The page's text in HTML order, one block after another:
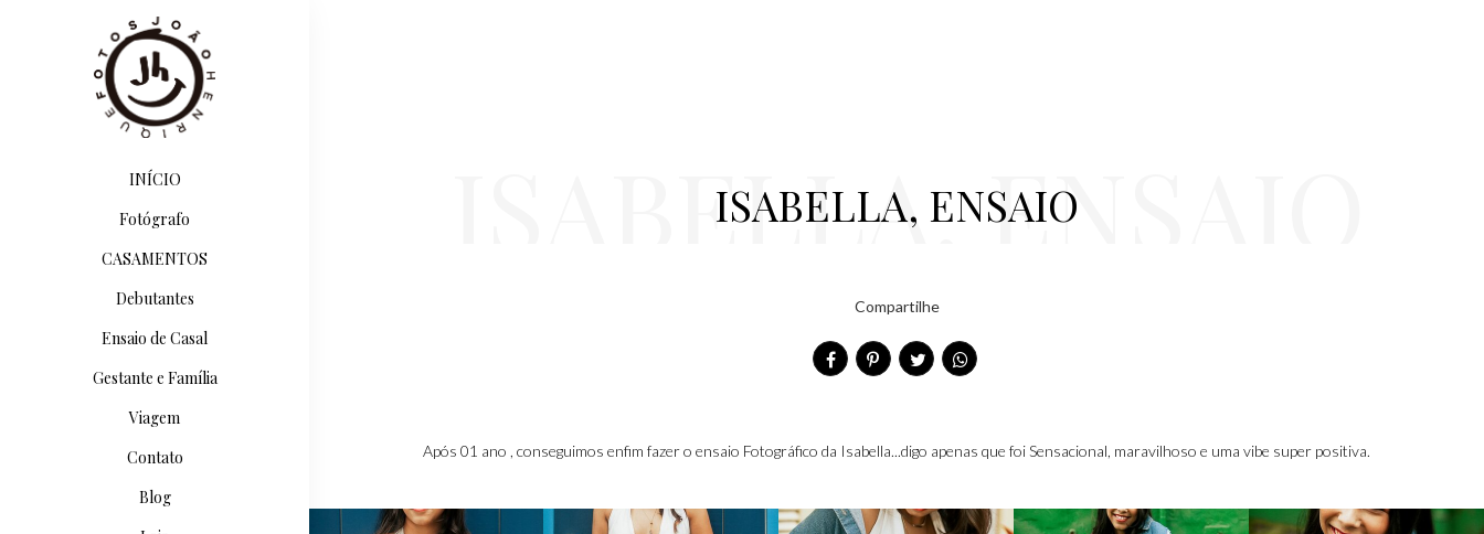
INÍCIO
Fotógrafo
CASAMENTOS
Debutantes
Ensaio de Casal
Gestante e Família
Viagem
Contato
Blog
ISABELLA, ENSAIO
ISABELLA, ENSAIO
Compartilhe
Após 01 ano , conseguimos enfim fazer o ensaio Fotográfico da Isabella...digo apenas que foi Sensacional, maravilhoso e uma vibe super positiva.